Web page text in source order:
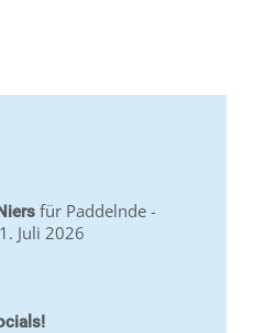
für Paddelnde -
Juli 2026